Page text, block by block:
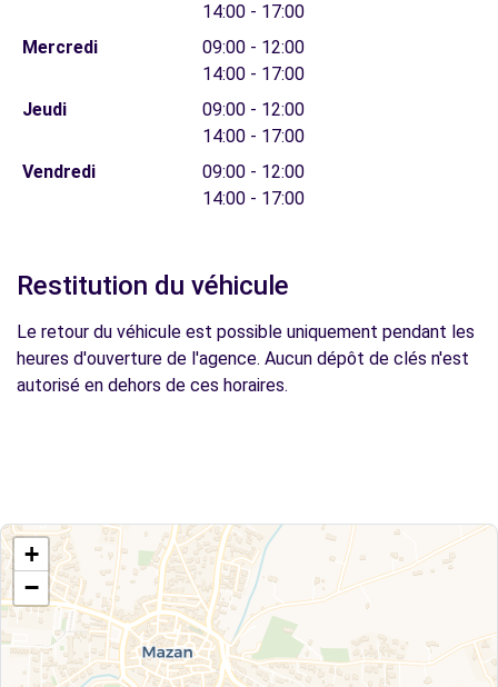
14:00 - 17:00
Mercredi
09:00 - 12:00
14:00 - 17:00
Jeudi
09:00 - 12:00
14:00 - 17:00
Vendredi
09:00 - 12:00
14:00 - 17:00
Restitution du véhicule
Le retour du véhicule est possible uniquement pendant les
heures d'ouverture de l'agence. Aucun dépôt de clés n'est
autorisé en dehors de ces horaires.
+
−